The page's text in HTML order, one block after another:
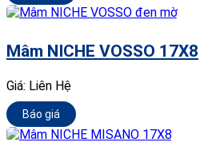
Mâm NICHE VOSSO 17X8
Giá: Liên Hệ
Báo giá